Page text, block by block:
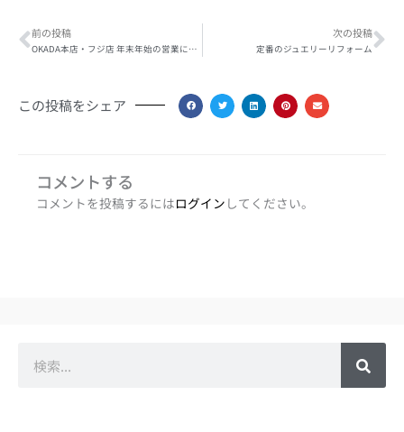
Prev
前の投稿
OKADA本店・フジ店 年末年始の営業に関するお知らせ
次の投稿
定番のジュエリーリフォーム
この投稿をシェア
コメントする
コメントを投稿するにはログイン してください。